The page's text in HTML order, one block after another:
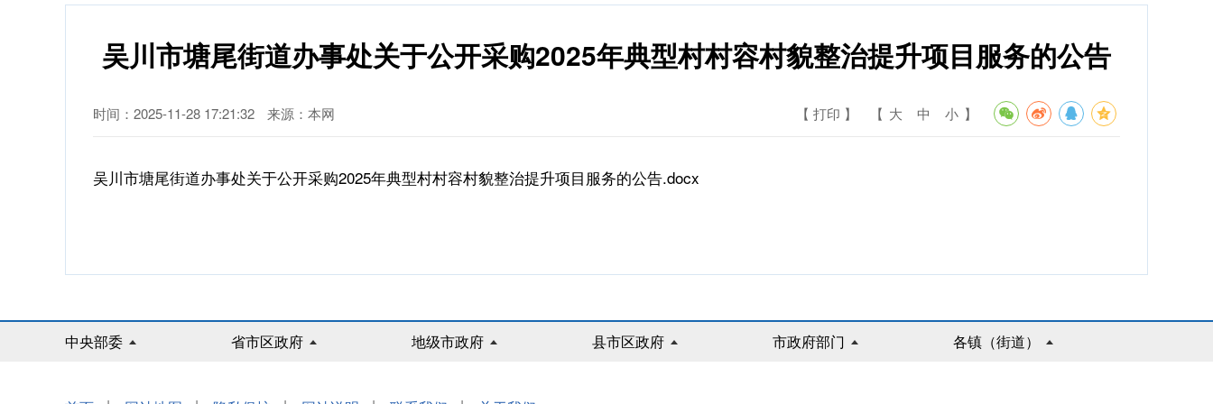
吴川市塘尾街道办事处关于公开采购2025年典型村村容村貌整治提升项目服务的公告
时间：2025-11-28 17:21:32 来源：本网 【 打印 】 【 大 中 小 】
吴川市塘尾街道办事处关于公开采购2025年典型村村容村貌整治提升项目服务的公告.docx
中央部委 省市区政府 地级市政府 县市区政府 市政府部门 各镇（街道）